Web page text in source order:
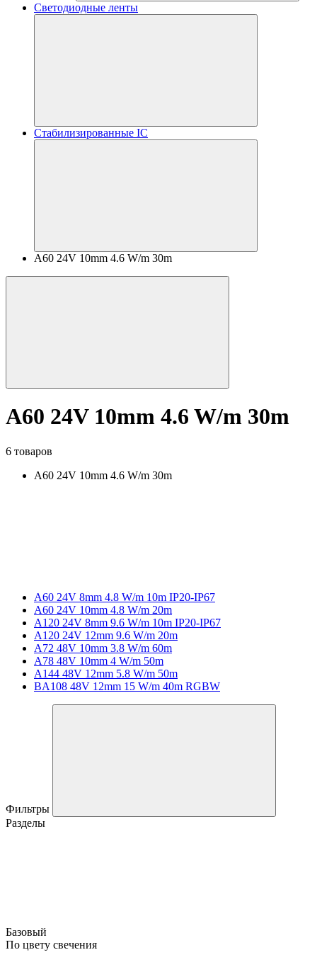
Светодиодные ленты
Стабилизированные IC
A60 24V 10mm 4.6 W/m 30m
A60 24V 10mm 4.6 W/m 30m
6 товаров
A60 24V 10mm 4.6 W/m 30m
A60 24V 8mm 4.8 W/m 10m IP20-IP67
A60 24V 10mm 4.8 W/m 20m
A120 24V 8mm 9.6 W/m 10m IP20-IP67
A120 24V 12mm 9.6 W/m 20m
A72 48V 10mm 3.8 W/m 60m
A78 48V 10mm 4 W/m 50m
A144 48V 12mm 5.8 W/m 50m
BA108 48V 12mm 15 W/m 40m RGBW
Фильтры
Разделы
Базовый
По цвету свечения